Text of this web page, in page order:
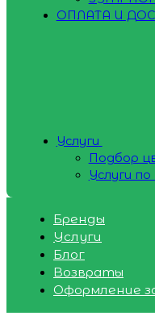
ОПЛАТА И
Услуги
Подбор
Услуги
Бренды
Услуги
Блог
Возвраты
Оформление